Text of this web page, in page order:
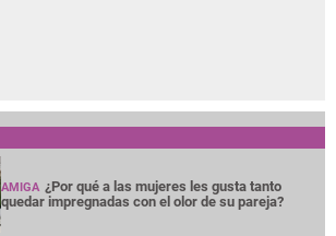
AMIGA ¿Por qué a las mujeres les gusta tanto
quedar impregnadas con el olor de su pareja?